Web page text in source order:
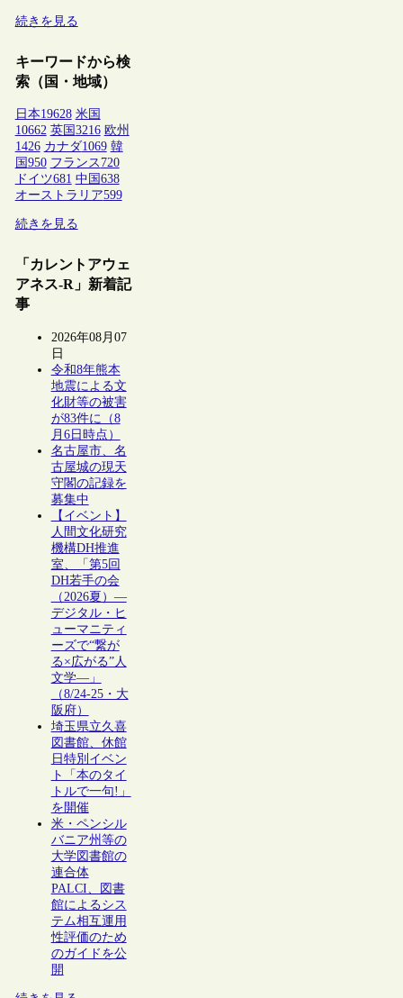
続きを見る
キーワードから検
索（国・地域）
日本19628 米国
10662 英国 3216 欧州
1426 カナダ1069 韓
国 950 フランス 720
ドイツ681 中国 638
オーストラリア599
続きを見る
「カレントアウェ
アネス-R」新着記
事
2026年08月07
日
令和8年熊本
地震による文
化財等の被害
が83件に（8
月6日時点）
名古屋市、名
古屋城の現天
守閣の記録を
募集中
【イベント】
人間文化研究
機構DH推進
室、「第5回
DH若手の会
（2026夏）―
デジタル・ヒ
ューマニティ
ーズで“繋が
る×広がる”人
文学―」
（8/24-25・大
阪府）
埼玉県立久喜
図書館、休館
日特別イベン
ト「本のタイ
トルで一句!」
を開催
米・ペンシル
バニア州等の
大学図書館の
連合体
PALCI、図書
館によるシス
テム相互運用
性評価のため
のガイドを公
開